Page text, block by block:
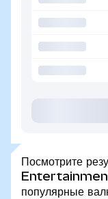
Посмотрите
популярные